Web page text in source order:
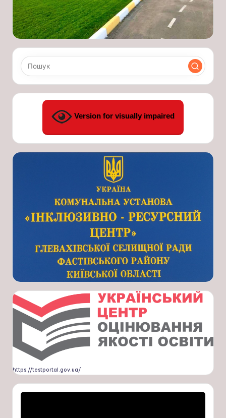
Version for visually impaired
https://testportal.gov.ua/